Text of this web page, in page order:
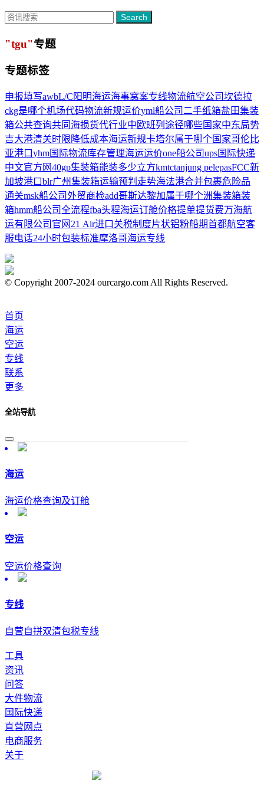
Search
"tgu"专题
专题标签
申报填写awbL/C 阳明海运海事窝案专线物流航空公司坎德拉
ckg是哪个机场代码物流新规运价yml船公司 二手纸箱盐田集装
箱公共查询共同海损货代行业中欧班列途径哪些国家中东局势
吉大港清关时限 降低成本海运新规卡塔尔属于哪个国家哥伦比
亚港口yhm国际物流库存管理海运运价one船公司ups国际快递
中文官方网40gp集装箱能装多少立方kmtctanjung pelepasFCC新
加坡港口blr广州集装箱运输预判走势海法港合并包裹危险品
通关msk船公司外贸商检add哥斯达黎加属于哪个洲集装箱装
箱hmm船公司全流程fba头程海运订舱价格提单提货费万海航
运有限公司官网 21 Air进口关税制度片状铝粉船期首都航空客
服电话24小时包装标准摩洛哥海运专线
© Copyright 2007-2024 ourcargo.com All Rights Reserved.
首页
海运
空运
专线
联系
更多
全站导航
海运
海运价格查询及订舱
空运
空运价格查询
专线
自营自拼双清包税专线
工具
资讯
问答
大件物流
国际快递
直营网点
电商服务
关于